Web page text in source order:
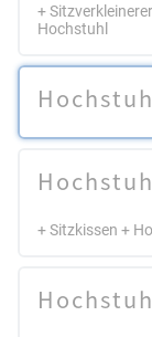
+
Hochstuhl
+ Sitzkissen +